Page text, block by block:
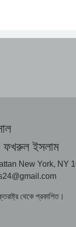
ফখরুল ইসলাম
New York, NY
থেকে প্রকাশিত।